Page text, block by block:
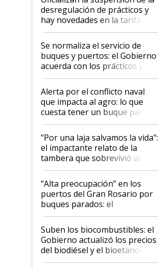
desregulación de prácticos y
hay novedades en la tarifa de
la hidrovía
Se normaliza el servicio de
buques y puertos: el Gobierno
acuerda con los prácticos y
suspende el decreto de
desregulación
Alerta por el conflicto naval
que impacta al agro: lo que
cuesta tener un buque parado
y el peligro de que Argentina
pase a ser "país sucio"
"Por una laja salvamos la vida":
el impactante relato de la
tambera que sobrevivió al
tornado
“Alta preocupación” en los
puertos del Gran Rosario por
buques parados: el
funcionamiento de las
exportadoras en tensión tras
la medida de fuerza de los
prácticos
Suben los biocombustibles: el
Gobierno actualizó los precios
del biodiésel y el bioetanol